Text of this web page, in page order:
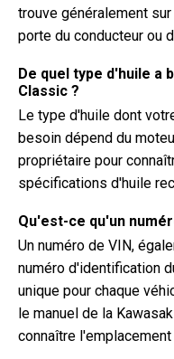
trouve généralement
porte du conducteur ou
De quel type d'huile a
Classic ?
Le type d'huile dont
besoin dépend du
propriétaire pour
spécifications d'huile
Qu'est-ce qu'un
Un numéro de VIN,
numéro d'identification
unique pour chaque
le manuel de la
connaître